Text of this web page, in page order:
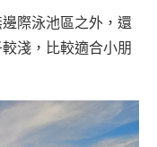
際泳池區之外，還
淺，比較適合小朋